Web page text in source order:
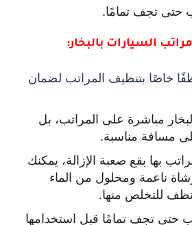
حتى تجف تمامًا.
السيارات بالبخار:
خاصًا بتنظيف المراتب لضمان
مباشرة على المراتب، بل
مسافة مناسبة.
بها بقع صعبة الإزالة، يمكنك
ناعمة ومحلول من الماء
للتخلص منها.
حتى تجف تمامًا قبل استخدامها